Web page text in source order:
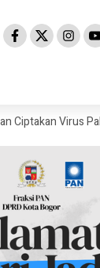
Virus Pakai AI